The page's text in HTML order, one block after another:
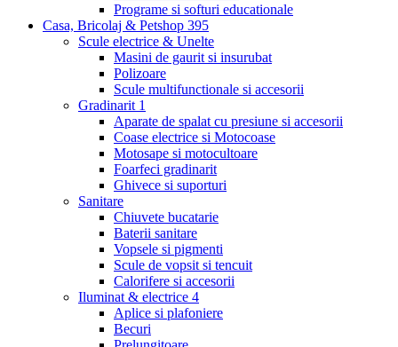
Programe si softuri educationale
Casa, Bricolaj & Petshop 395
Scule electrice & Unelte
Masini de gaurit si insurubat
Polizoare
Scule multifunctionale si accesorii
Gradinarit 1
Aparate de spalat cu presiune si accesorii
Coase electrice si Motocoase
Motosape si motocultoare
Foarfeci gradinarit
Ghivece si suporturi
Sanitare
Chiuvete bucatarie
Baterii sanitare
Vopsele si pigmenti
Scule de vopsit si tencuit
Calorifere si accesorii
Iluminat & electrice 4
Aplice si plafoniere
Becuri